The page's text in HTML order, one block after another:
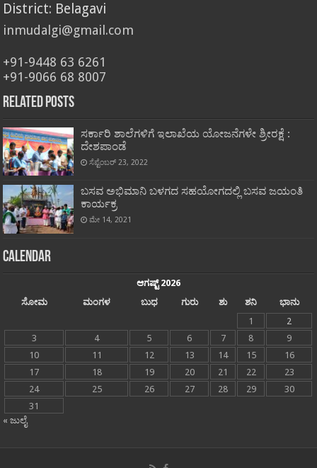
District: Belagavi
inmudalgi@gmail.com
+91-9448 63 6261
+91-9066 68 8007
Related Posts
ಸರ್ಕಾರಿ ಶಾಲೆಗಳಿಗೆ ಇಲಾಖೆಯ ಯೋಜನೆಗಳೇ ಶ್ರೀರಕ್ಷೆ :
ದೇಶಪಾಂಡೆ
ಸೆಪ್ಟೆಂಬರ್ 23, 2022
ಬಸವ ಅಭಿಮಾನಿ ಬಳಗದ ಸಹಯೋಗದಲ್ಲಿ ಬಸವ ಜಯಂತಿ
ಕಾರ್ಯಕ್ರ
ಮೇ 14, 2021
Calendar
ಆಗಷ್ಟ್ 2026
ಸೋಮ
ಮಂಗಳ ಬುಧ ಗುರು ಶು ಶನಿ
ಭಾನು
1
2
3
4 5 6 7 8
9
10
11 12 13 14 15
16
17
18 19 20 21 22
23
24
25 26 27 28 29
30
31
« ಜುಲೈ